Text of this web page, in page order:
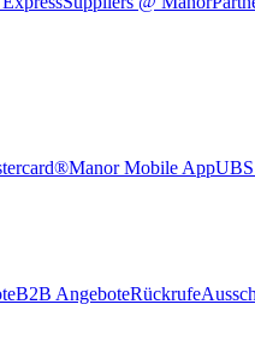
Manor Mobile App
B2B AngeboteRückrufe